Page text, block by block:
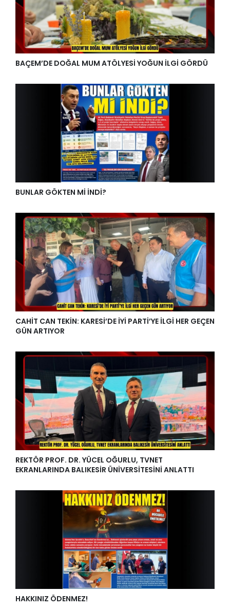
BAÇEM’DE DOĞAL MUM ATÖLYESİ YOĞUN İLGİ GÖRDÜ
BUNLAR GÖKTEN Mİ İNDİ?
CAHİT CAN TEKİN: KARESİ’DE İYİ PARTİ’YE İLGİ HER GEÇEN
GÜN ARTIYOR
REKTÖR PROF. DR. YÜCEL OĞURLU, TVNET
EKRANLARINDA BALIKESİR ÜNİVERSİTESİNİ ANLATTI
HAKKINIZ ÖDENMEZ!